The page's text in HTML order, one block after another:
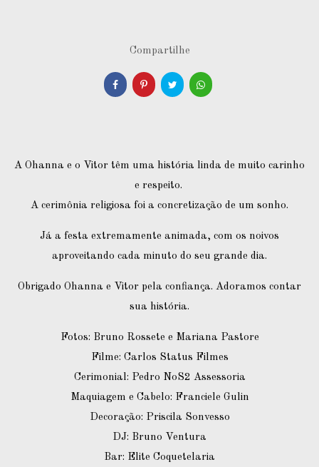
Compartilhe
A Ohanna e o Vitor têm uma história linda de muito carinho
e respeito.
A cerimônia religiosa foi a concretização de um sonho.
Já a festa extremamente animada, com os noivos
aproveitando cada minuto do seu grande dia.
Obrigado Ohanna e Vitor pela confiança. Adoramos contar
sua história.
Fotos: Bruno Rossete e Mariana Pastore
Filme: Carlos Status Filmes
Cerimonial: Pedro NoS2 Assessoria
Maquiagem e Cabelo: Franciele Gulin
Decoração: Priscila Sonvesso
DJ: Bruno Ventura
Bar: Elite Coquetelaria